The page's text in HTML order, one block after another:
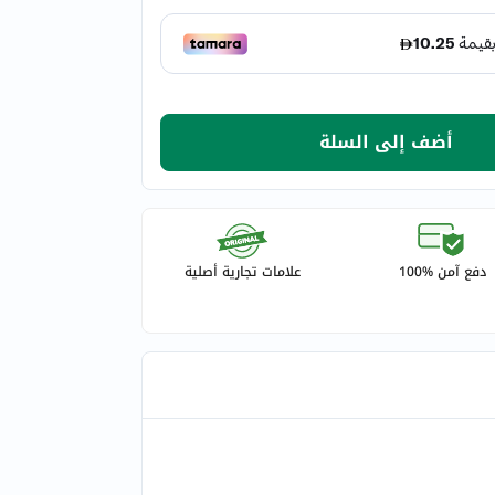
أضف إلى السلة
دفع آمن %100 علامات تجارية أصلية